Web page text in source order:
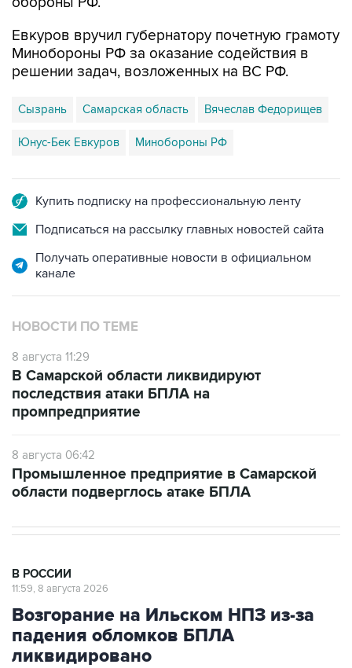
Евкуров вручил губернатору почетную грамоту
Минобороны РФ за оказание содействия в
решении задач, возложенных на ВС РФ.
Сызрань Самарская область Вячеслав Федорищев
Юнус-Бек Евкуров Минобороны РФ
Купить подписку на профессиональную ленту
Подписаться на рассылку главных новостей сайта
Получать оперативные новости в официальном
канале
НОВОСТИ ПО ТЕМЕ
8 августа 11:29
В Самарской области ликвидируют
последствия атаки БПЛА на
промпредприятие
8 августа 06:42
Промышленное предприятие в Самарской
области подверглось атаке БПЛА
В РОССИИ
11:59, 8 августа 2026
Возгорание на Ильском НПЗ из-за
падения обломков БПЛА
ликвидировано